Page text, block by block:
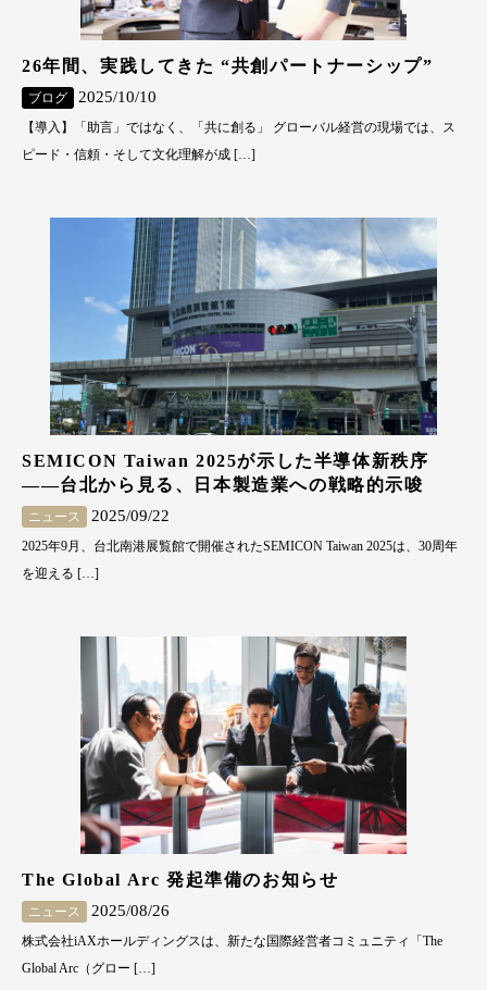
26年間、実践してきた “共創パートナーシップ”
ブログ 2025/10/10
【導入】「助言」ではなく、「共に創る」 グローバル経営の現場では、ス
ピード・信頼・そして文化理解が成 […]
SEMICON Taiwan 2025が示した半導体新秩序
――台北から見る、日本製造業への戦略的示唆
ニュース 2025/09/22
2025年9月、台北南港展覧館で開催されたSEMICON Taiwan 2025は、30周年
を迎える […]
The Global Arc 発起準備のお知らせ
ニュース 2025/08/26
株式会社iAXホールディングスは、新たな国際経営者コミュニティ「The
Global Arc（グロー […]